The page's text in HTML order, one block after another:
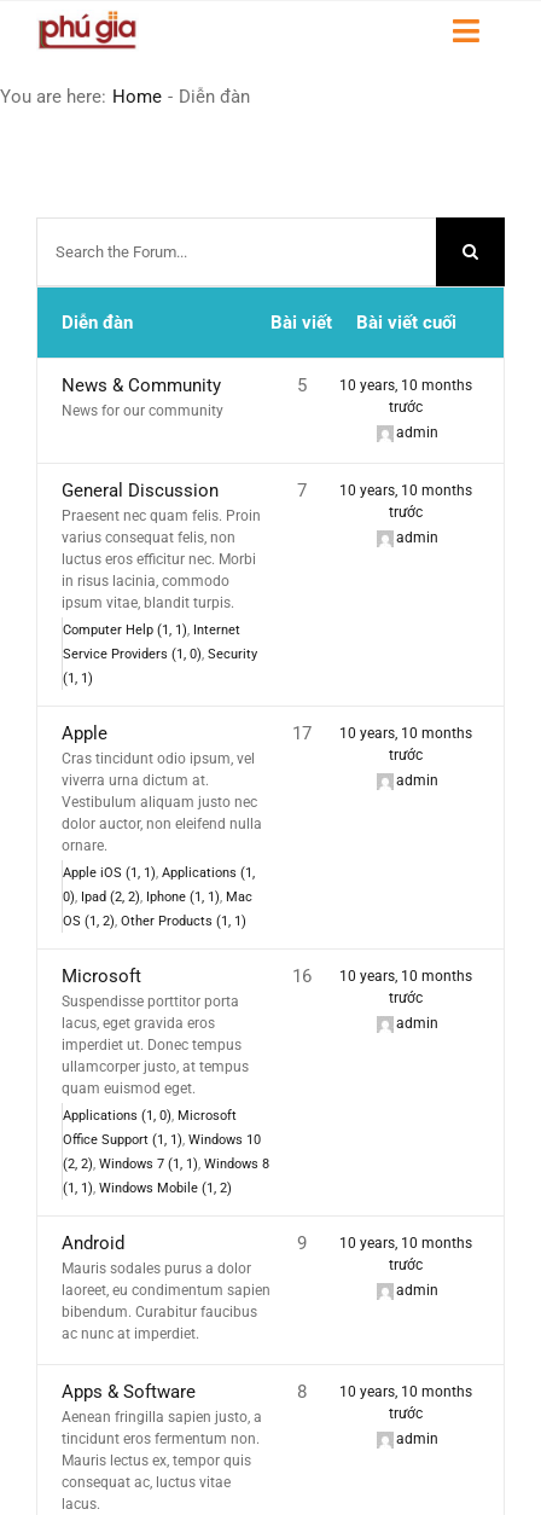
HOME
LIÊN HỆ
THƯ VIỆN
You are here: Home - Diễn đàn
Diễn đàn Bài viết Bài viết cuối
News & Community
News for our community
5
10 years, 10 months
trước
admin
General Discussion
Praesent nec quam felis. Proin
varius consequat felis, non
luctus eros efficitur nec. Morbi
in risus lacinia, commodo
ipsum vitae, blandit turpis.
Computer Help (1, 1) Internet
Service Providers (1, 0) Security
(1, 1)
7
10 years, 10 months
trước
admin
Apple
Cras tincidunt odio ipsum, vel
viverra urna dictum at.
Vestibulum aliquam justo nec
dolor auctor, non eleifend nulla
ornare.
Apple iOS (1, 1) Applications (1,
0) Ipad (2, 2) Iphone (1, 1) Mac
OS (1, 2) Other Products (1, 1)
17
10 years, 10 months
trước
admin
Microsoft
Suspendisse porttitor porta
lacus, eget gravida eros
imperdiet ut. Donec tempus
ullamcorper justo, at tempus
quam euismod eget.
Applications (1, 0) Microsoft
Office Support (1, 1) Windows 10
(2, 2) Windows 7 (1, 1) Windows 8
(1, 1) Windows Mobile (1, 2)
16
10 years, 10 months
trước
admin
Android
Mauris sodales purus a dolor
laoreet, eu condimentum sapien
bibendum. Curabitur faucibus
ac nunc at imperdiet.
9
10 years, 10 months
trước
admin
Apps & Software
Aenean fringilla sapien justo, a
tincidunt eros fermentum non.
Mauris lectus ex, tempor quis
consequat ac, luctus vitae
lacus.
8
10 years, 10 months
trước
admin